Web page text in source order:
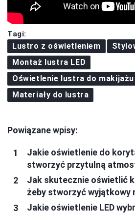
Tagi:
Lustro z oświetleniem
Montaż lustra LED
Oświetlenie lustra do makijażu
Materiały do lustra
Powiązane wpisy:
Jakie oświetlenie do
stworzyć przytulną
Jak skutecznie oświetlić
żeby stworzyć wyjątkowy
Jakie oświetlenie LED